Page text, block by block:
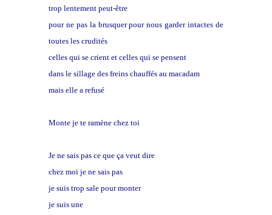
trop lentement peut-être
pour ne pas la brusquer pour nous garder intactes de
toutes les crudités
celles qui se crient et celles qui se pensent
dans le sillage des freins chauffés au macadam
mais elle a refusé
Monte je te ramène chez toi
Je ne sais pas ce que ça veut dire
chez moi je ne sais pas
je suis trop sale pour monter
je suis une